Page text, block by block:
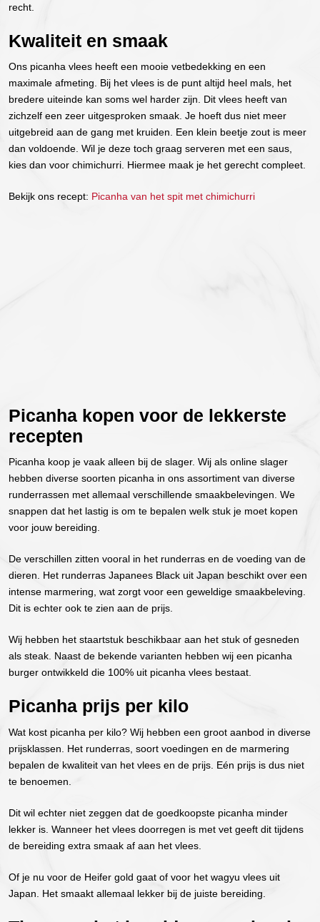
recht.
Kwaliteit en smaak
Ons picanha vlees heeft een mooie vetbedekking en een
maximale afmeting. Bij het vlees is de punt altijd heel mals, het
bredere uiteinde kan soms wel harder zijn. Dit vlees heeft van
zichzelf een zeer uitgesproken smaak. Je hoeft dus niet meer
uitgebreid aan de gang met kruiden. Een klein beetje zout is meer
dan voldoende. Wil je deze toch graag serveren met een saus,
kies dan voor chimichurri. Hiermee maak je het gerecht compleet.
Bekijk ons recept: Picanha van het spit met chimichurri
Picanha kopen voor de lekkerste
recepten
Picanha koop je vaak alleen bij de slager. Wij als online slager
hebben diverse soorten picanha in ons assortiment van diverse
runderrassen met allemaal verschillende smaakbelevingen. We
snappen dat het lastig is om te bepalen welk stuk je moet kopen
voor jouw bereiding.
De verschillen zitten vooral in het runderras en de voeding van de
dieren. Het runderras Japanees Black uit Japan beschikt over een
intense marmering, wat zorgt voor een geweldige smaakbeleving.
Dit is echter ook te zien aan de prijs.
Wij hebben het staartstuk beschikbaar aan het stuk of gesneden
als steak. Naast de bekende varianten hebben wij een picanha
burger ontwikkeld die 100% uit picanha vlees bestaat.
Picanha prijs per kilo
Wat kost picanha per kilo? Wij hebben een groot aanbod in diverse
prijsklassen. Het runderras, soort voedingen en de marmering
bepalen de kwaliteit van het vlees en de prijs. Eén prijs is dus niet
te benoemen.
Dit wil echter niet zeggen dat de goedkoopste picanha minder
lekker is. Wanneer het vlees doorregen is met vet geeft dit tijdens
de bereiding extra smaak af aan het vlees.
Of je nu voor de Heifer gold gaat of voor het wagyu vlees uit
Japan. Het smaakt allemaal lekker bij de juiste bereiding.